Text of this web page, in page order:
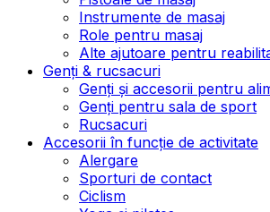
Instrumente de masaj
Role pentru masaj
Alte ajutoare pentru
Genți & rucsacuri
Genți și accesorii pentru
Genți pentru sala de sport
Rucsacuri
Accesorii în funcție de activitate
Alergare
Sporturi de contact
Ciclism